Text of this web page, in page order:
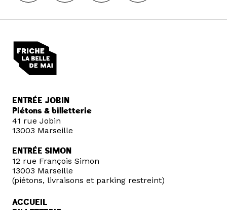
ENTRÉE JOBIN
Piétons & billetterie
41 rue Jobin
13003 Marseille
ENTRÉE SIMON
12 rue François Simon
13003 Marseille
(piétons, livraisons et parking restreint)
ACCUEIL